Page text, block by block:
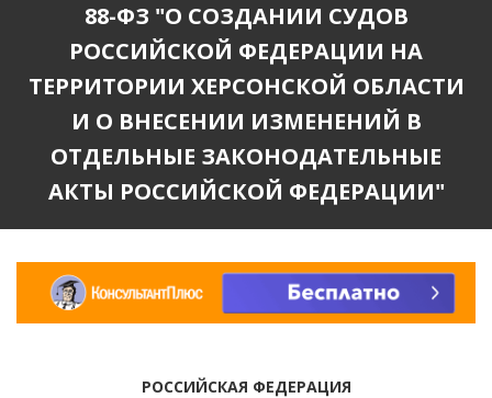
88-ФЗ "О СОЗДАНИИ СУДОВ
РОССИЙСКОЙ ФЕДЕРАЦИИ НА
ТЕРРИТОРИИ ХЕРСОНСКОЙ ОБЛАСТИ
И О ВНЕСЕНИИ ИЗМЕНЕНИЙ В
ОТДЕЛЬНЫЕ ЗАКОНОДАТЕЛЬНЫЕ
АКТЫ РОССИЙСКОЙ ФЕДЕРАЦИИ"
РОССИЙСКАЯ ФЕДЕРАЦИЯ